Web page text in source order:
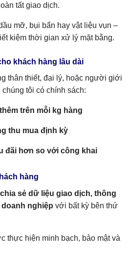
tất giao dịch.
mỡ, bụi bẩn hay vật liệu vụn –
kiệm thời gian xử lý mặt bằng.
khách hàng lâu dài
thân thiết, đại lý, hoặc người giới
tôi có chính sách:
trên mỗi kg hàng
thu mua định kỳ
đãi hơn so với công khai
hàng
sẻ dữ liệu giao dịch, thông
nghiệp với bất kỳ bên thứ
thực hiện minh bạch, bảo mật và